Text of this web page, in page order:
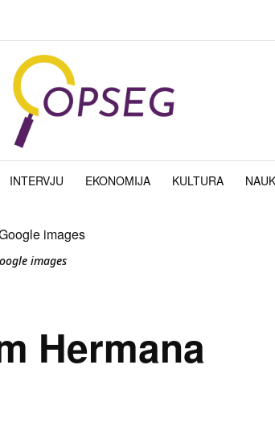
INTERVJU EKONOMIJA KULTURA
images
Hermana